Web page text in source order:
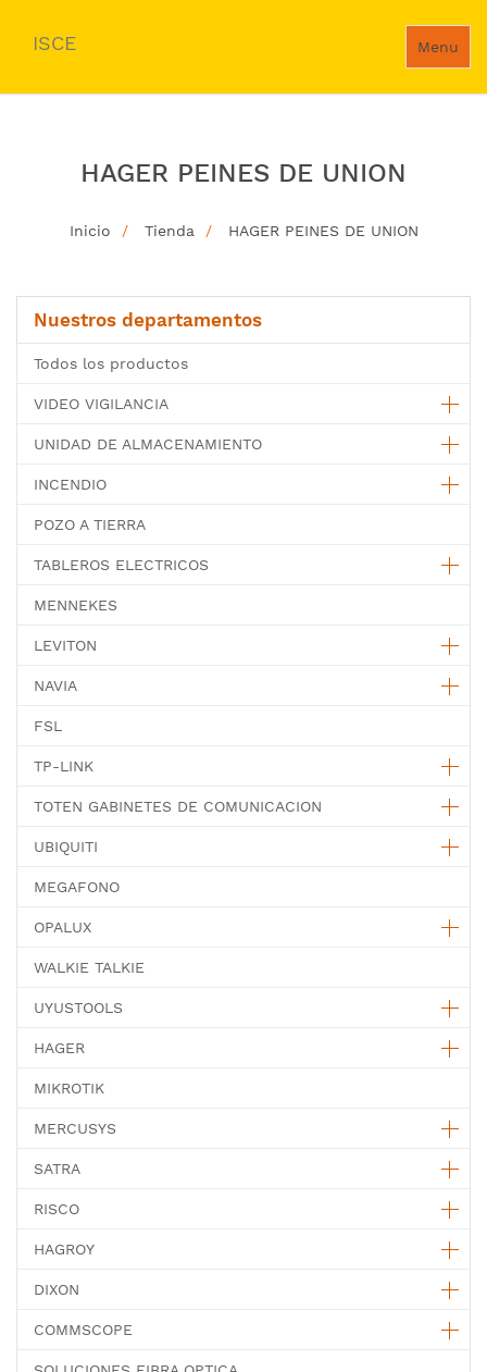
Menu
ISCE
HAGER PEINES DE UNION
Inicio Tienda HAGER PEINES DE UNION
Nuestros departamentos
Todos los productos
VIDEO VIGILANCIA
UNIDAD DE ALMACENAMIENTO
INCENDIO
POZO A TIERRA
TABLEROS ELECTRICOS
MENNEKES
LEVITON
NAVIA
FSL
TP-LINK
TOTEN GABINETES DE COMUNICACION
UBIQUITI
MEGAFONO
OPALUX
WALKIE TALKIE
UYUSTOOLS
HAGER
MIKROTIK
MERCUSYS
SATRA
RISCO
HAGROY
DIXON
COMMSCOPE